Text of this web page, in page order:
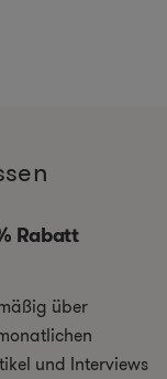
Rabatt
über
und Interviews